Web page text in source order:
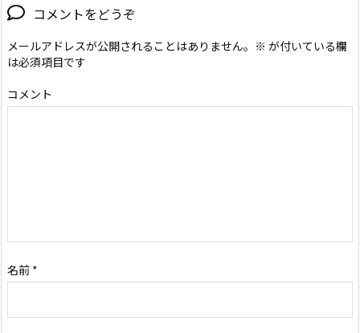
コメントをどうぞ
メールアドレスが公開されることはありません。 ※ が付いている欄
は必須項目です
コメント
名前 *